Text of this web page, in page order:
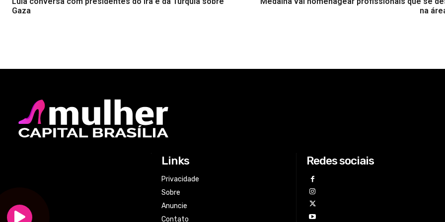
Gaza
na
Links
Privacidade
Sobre
Anuncie
Contato
Redes sociais